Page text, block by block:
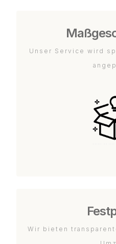
Unser Service wird
Wir bieten